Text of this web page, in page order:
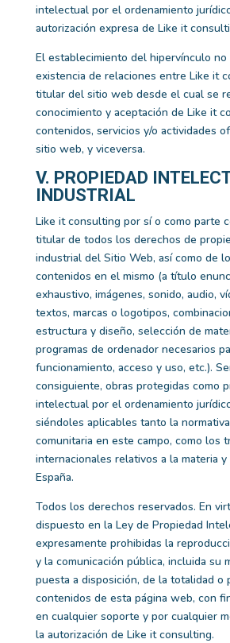
intelectual por el ordenamiento
autorización expresa de Like it
El establecimiento del hipervínculo no
existencia de relaciones entre Like it
titular del sitio web desde el cual se
conocimiento y aceptación de Like it
contenidos, servicios y/o actividades
sitio web, y viceversa.
V. PROPIEDAD
INDUSTRIAL
Like it consulting por sí o como parte
titular de todos los derechos de
industrial del Sitio Web, así como de
contenidos en el mismo (a título
exhaustivo, imágenes, sonido, audio,
textos, marcas o logotipos,
estructura y diseño, selección de
programas de ordenador necesarios
funcionamiento, acceso y uso, etc.).
consiguiente, obras protegidas como
intelectual por el ordenamiento
siéndoles aplicables tanto la
comunitaria en este campo, como los
internacionales relativos a la materia
España.
Todos los derechos reservados. En
dispuesto en la Ley de Propiedad
expresamente prohibidas la
y la comunicación pública, incluida su
puesta a disposición, de la totalidad o
contenidos de esta página web, con
en cualquier soporte y por cualquier
la autorización de Like it consulting.